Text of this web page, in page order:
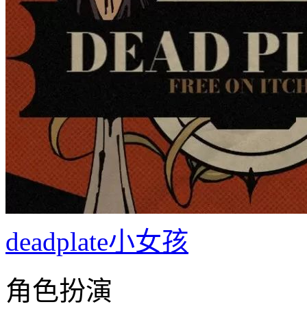
deadplate小女孩
角色扮演